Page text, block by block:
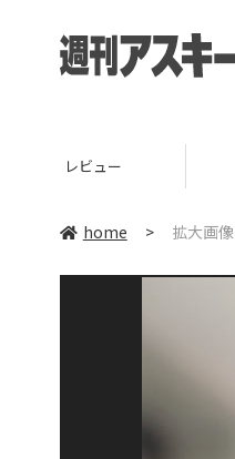
レビュー
home > 拡大画像